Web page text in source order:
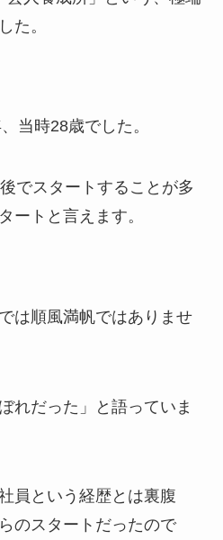
た。
当時28歳でした。
でスタートすることが多
ートと言えます。
は順風満帆ではありませ
れだった」と語っていま
員という経歴とは裏腹
のスタートだったので